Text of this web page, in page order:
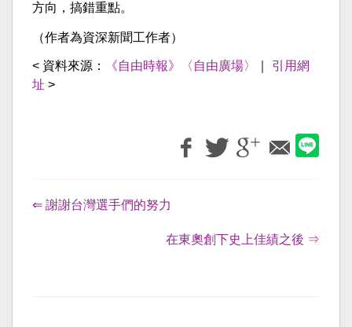
方向，搞錯重點。
（作者為資深新聞工作者）
< 資料來源： 《自由時報》〈自由廣場〉
引用網
址 >
⇐ 謝謝台灣選手們的努力
在東奧創下史上佳績之後 ⇒